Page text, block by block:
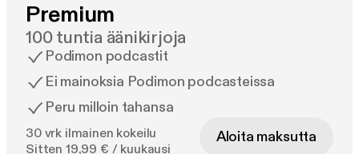
Premium
100 tuntia äänikirjoja
Podimon podcastit
Ei mainoksia Podimon podcasteissa
Peru milloin tahansa
30 vrk ilmainen kokeilu
Sitten 19,99 € / kuukausi
Aloita maksutta